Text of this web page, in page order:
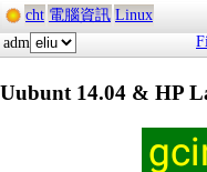
cht 電腦資訊 Linux
adm
Uubunt 14.04 & HP